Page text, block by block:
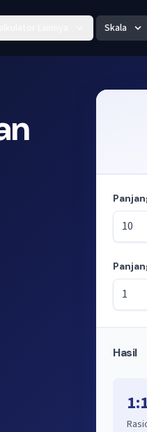
Skala
Mode:
Hasil